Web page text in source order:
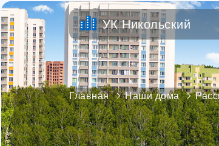
УК Никольский
Главная Наши дома